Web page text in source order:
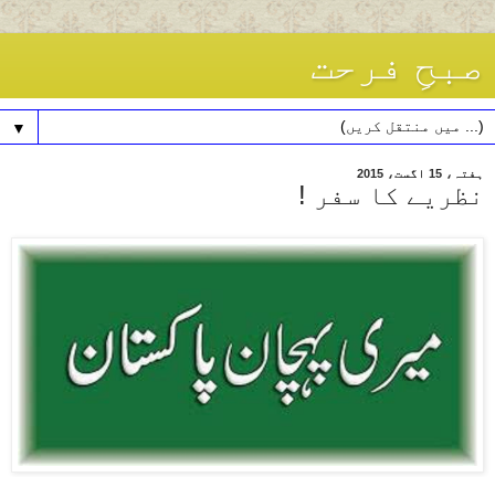
صبحِ فرحت
▼
ہفتہ، 15 اگست، 2015
نظریے کا سفر !